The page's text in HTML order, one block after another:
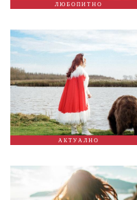
ЛЮБОПИТНО
АКТУАЛНО